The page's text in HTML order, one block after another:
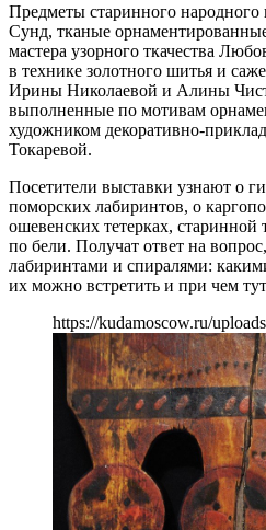
Предметы старинного
Сунд, тканые
мастера узорного ткачества
в технике золотного шитья и
Ирины Николаевой и Алины
выполненные по мотивам
художником декоративно-
Токаревой.
Посетители выставки узнают о
поморских лабиринтов, о
ошевенских тетерках,
по бели. Получат ответ на
лабиринтами и спиралями:
их можно встретить и при чем
https://kudamoscow.ru/